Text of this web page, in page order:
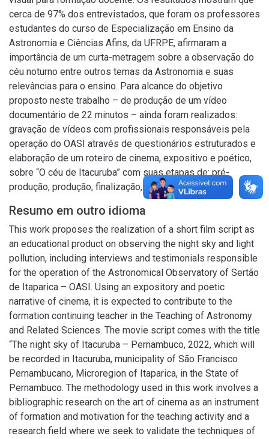
cerca de 97% dos entrevistados, que foram os professores
estudantes do curso de Especialização em Ensino da
Astronomia e Ciências Afins, da UFRPE, afirmaram a
importância de um curta-metragem sobre a observação do
céu noturno entre outros temas da Astronomia e suas
relevâncias para o ensino. Para alcance do objetivo
proposto neste trabalho – de produção de um vídeo
documentário de 22 minutos – ainda foram realizados:
gravação de vídeos com profissionais responsáveis pela
operação do OASI através de questionários estruturados e
elaboração de um roteiro de cinema, expositivo e poético,
sobre “O céu de Itacuruba” com suas etapas de: pré-
produção, produção, finalização, edição e montagem.
Resumo em outro idioma
This work proposes the realization of a short film script as
an educational product on observing the night sky and light
pollution, including interviews and testimonials responsible
for the operation of the Astronomical Observatory of Sertão
de Itaparica – OASI. Using an expository and poetic
narrative of cinema, it is expected to contribute to the
formation continuing teacher in the Teaching of Astronomy
and Related Sciences. The movie script comes with the title
“The night sky of Itacuruba – Pernambuco, 2022, which will
be recorded in Itacuruba, municipality of São Francisco
Pernambucano, Microregion of Itaparica, in the State of
Pernambuco. The methodology used in this work involves a
bibliographic research on the art of cinema as an instrument
of formation and motivation for the teaching activity and a
research field where we seek to validate the techniques of